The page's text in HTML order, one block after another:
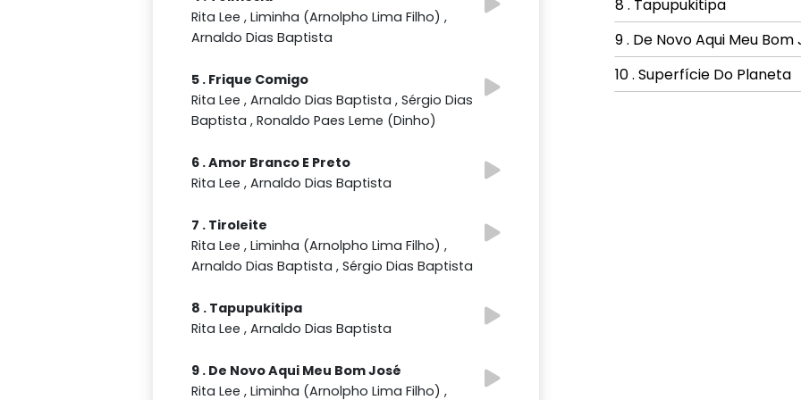
Rita Lee , Liminha (Arnolpho Lima Filho) ,
Arnaldo Dias Baptista
5 . Frique Comigo
Rita Lee , Arnaldo Dias Baptista , Sérgio Dias
Baptista , Ronaldo Paes Leme (Dinho)
6 . Amor Branco E Preto
Rita Lee , Arnaldo Dias Baptista
7 . Tiroleite
Rita Lee , Liminha (Arnolpho Lima Filho) ,
Arnaldo Dias Baptista , Sérgio Dias Baptista
8 . Tapupukitipa
Rita Lee , Arnaldo Dias Baptista
9 . De Novo Aqui Meu Bom José
Rita Lee , Liminha (Arnolpho Lima Filho) ,
8 . Tapupukitipa
9 . De Novo Aqui Meu Bom
10 . Superfície Do Planeta